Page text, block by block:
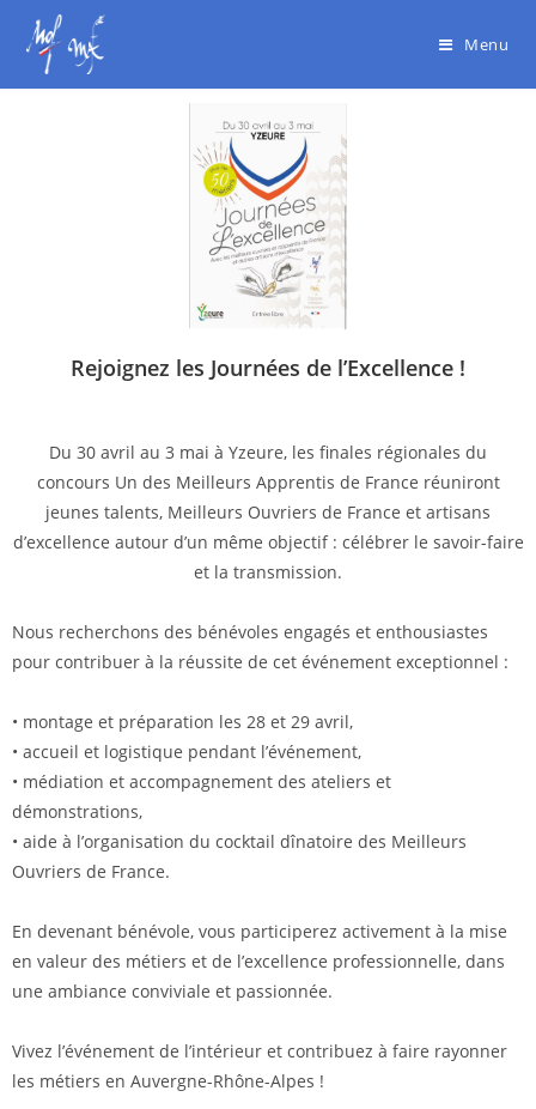
Menu
Rejoignez les Journées de l’Excellence !
Du 30 avril au 3 mai à Yzeure, les finales régionales du
concours Un des Meilleurs Apprentis de France réuniront
jeunes talents, Meilleurs Ouvriers de France et artisans
d’excellence autour d’un même objectif : célébrer le savoir-faire
et la transmission.
Nous recherchons des bénévoles engagés et enthousiastes
pour contribuer à la réussite de cet événement exceptionnel :
• montage et préparation les 28 et 29 avril,
• accueil et logistique pendant l’événement,
• médiation et accompagnement des ateliers et
démonstrations,
• aide à l’organisation du cocktail dînatoire des Meilleurs
Ouvriers de France.
En devenant bénévole, vous participerez activement à la mise
en valeur des métiers et de l’excellence professionnelle, dans
une ambiance conviviale et passionnée.
Vivez l’événement de l’intérieur et contribuez à faire rayonner
les métiers en Auvergne-Rhône-Alpes !